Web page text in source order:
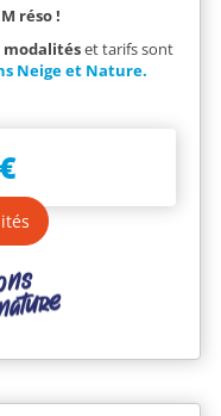
réso !
modalitéset tarifs sont
Neige et Nature.